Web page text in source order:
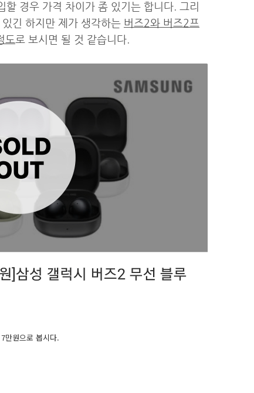
경우 가격 차이가 좀 있기는 합니다. 그리
긴 하지만 제가 생각하는 버즈2와 버즈2프
도로 보시면 될 것 같습니다.
만원으로 봅시다.